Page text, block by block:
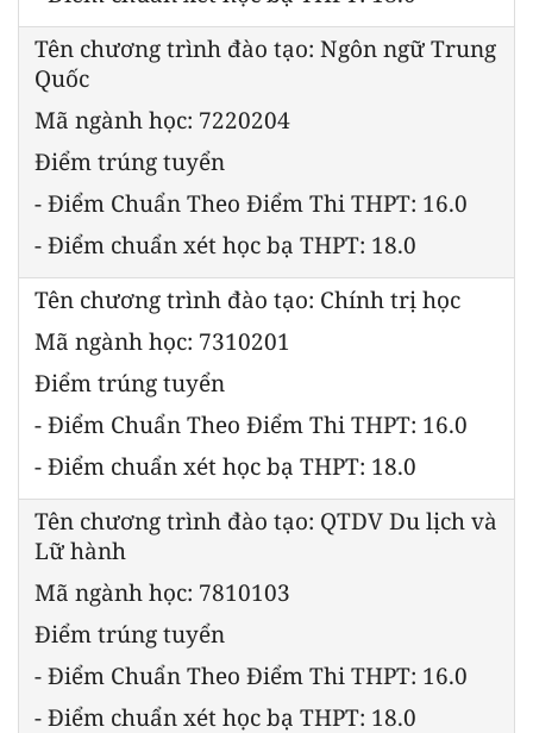
Tên chương trình đào tạo: Ngôn ngữ Trung
Quốc
Mã ngành học: 7220204
Điểm trúng tuyển
- Điểm Chuẩn Theo Điểm Thi THPT: 16.0
- Điểm chuẩn xét học bạ THPT: 18.0
Tên chương trình đào tạo: Chính trị học
Mã ngành học: 7310201
Điểm trúng tuyển
- Điểm Chuẩn Theo Điểm Thi THPT: 16.0
- Điểm chuẩn xét học bạ THPT: 18.0
Tên chương trình đào tạo: QTDV Du lịch và
Lữ hành
Mã ngành học: 7810103
Điểm trúng tuyển
- Điểm Chuẩn Theo Điểm Thi THPT: 16.0
- Điểm chuẩn xét học bạ THPT: 18.0